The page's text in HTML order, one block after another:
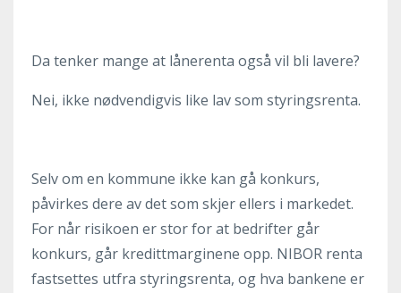
Da tenker mange at lånerenta også vil bli lavere?
Nei, ikke nødvendigvis like lav som styringsrenta.
Selv om en kommune ikke kan gå konkurs,
påvirkes dere av det som skjer ellers i markedet.
For når risikoen er stor for at bedrifter går
konkurs, går kredittmarginene opp. NIBOR renta
fastsettes utfra styringsrenta, og hva bankene er